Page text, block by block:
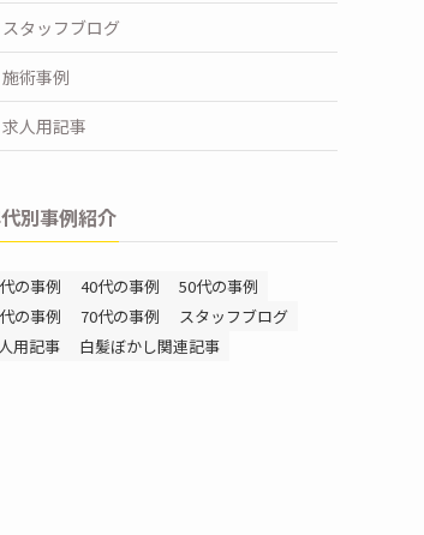
スタッフブログ
施術事例
求人用記事
別事例紹介
の事例 40代の事例
50代の事例
の事例
70代の事例
スタッフブログ
用記事
白髪ぼかし関連記事